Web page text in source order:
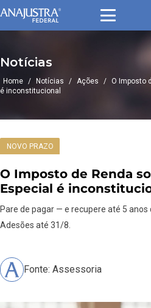
Notícias
Home / Notícias / Ações / O Imposto
é inconstitucional
NOVO PRAZO
O Imposto de Renda
Especial é
Pare de pagar — e recupere até 5
Adesões até 31/8.
Fonte: Assessoria